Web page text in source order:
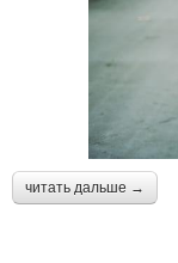
читать дальше →